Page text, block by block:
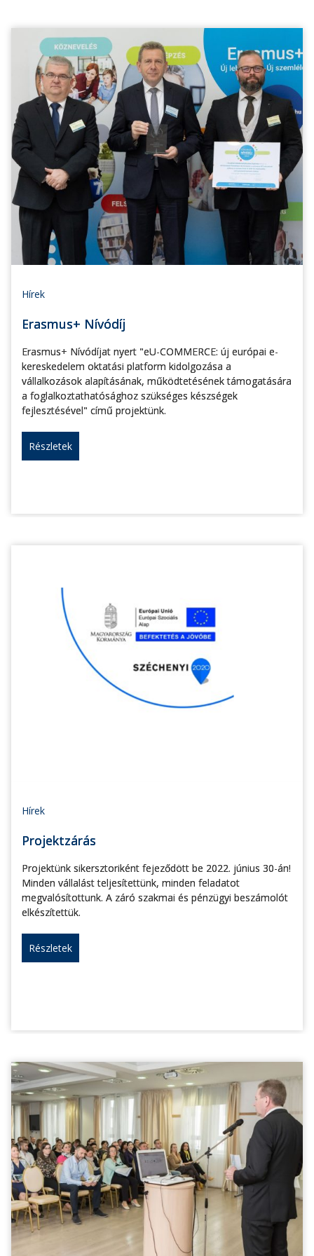
Hírek
Erasmus+ Nívódíj
Erasmus+ Nívódíjat nyert "eU-COMMERCE: új európai e-
kereskedelem oktatási platform kidolgozása a
vállalkozások alapításának, működtetésének támogatására
a foglalkoztathatósághoz szükséges készségek
fejlesztésével" című projektünk.
Részletek
Hírek
Projektzárás
Projektünk sikersztoriként fejeződött be 2022. június 30-án!
Minden vállalást teljesítettünk, minden feladatot
megvalósítottunk. A záró szakmai és pénzügyi beszámolót
elkészítettük.
Részletek